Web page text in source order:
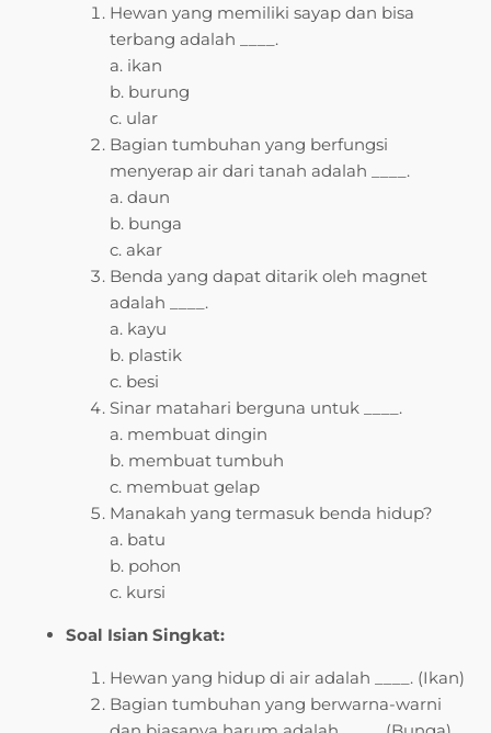
Hewan yang memiliki sayap dan bisa
terbang adalah ____.
a. ikan
b. burung
c. ular
Bagian tumbuhan yang berfungsi
menyerap air dari tanah adalah ____.
a. daun
b. bunga
c. akar
Benda yang dapat ditarik oleh magnet
adalah ____.
a. kayu
b. plastik
c. besi
Sinar matahari berguna untuk ____.
a. membuat dingin
b. membuat tumbuh
c. membuat gelap
Manakah yang termasuk benda hidup?
a. batu
b. pohon
c. kursi
Soal Isian Singkat:
Hewan yang hidup di air adalah ____. (Ikan)
Bagian tumbuhan yang berwarna-warni